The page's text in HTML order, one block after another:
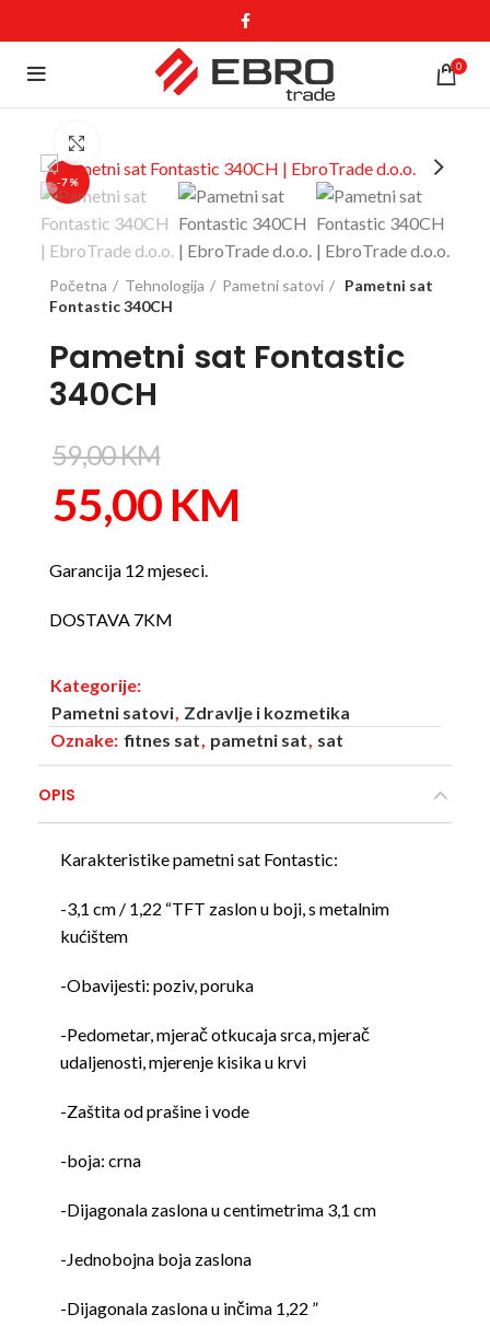
0
-7%
Početna Tehnologija Pametni satovi
Pametni sat
Fontastic 340CH
Pametni sat Fontastic
340CH
59,00KM
55,00 KM
Garancija 12 mjeseci.
DOSTAVA 7KM
Kategorije:
Pametni satovi, Zdravlje i kozmetika
Oznake: fitnes sat, pametni sat, sat
OPIS
Karakteristike pametni sat Fontastic:
-3,1 cm / 1,22 “TFT zaslon u boji, s metalnim
kućištem
-Obavijesti: poziv, poruka
-Pedometar, mjerač otkucaja srca, mjerač
udaljenosti, mjerenje kisika u krvi
-Zaštita od prašine i vode
-boja: crna
-Dijagonala zaslona u centimetrima 3,1 cm
-Jednobojna boja zaslona
-Dijagonala zaslona u inčima 1,22 ”